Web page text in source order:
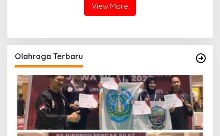
View More
Olahraga Terbaru